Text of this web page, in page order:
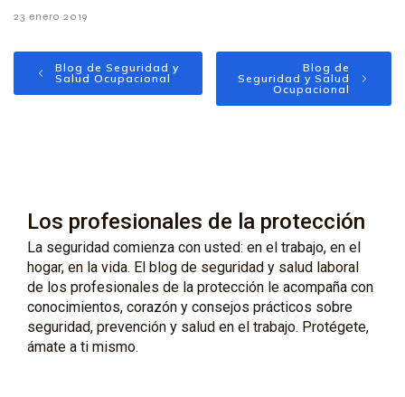
23 enero 2019
Blog de Seguridad y
Salud Ocupacional
Blog de
Seguridad y Salud
Ocupacional
Los profesionales de la protección
La seguridad comienza con usted: en el trabajo, en el
hogar, en la vida. El blog de seguridad y salud laboral
de los profesionales de la protección le acompaña con
conocimientos, corazón y consejos prácticos sobre
seguridad, prevención y salud en el trabajo. Protégete,
ámate a ti mismo.